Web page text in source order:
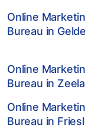
Online
Bureau in
Online
Bureau in
Online
Bureau in